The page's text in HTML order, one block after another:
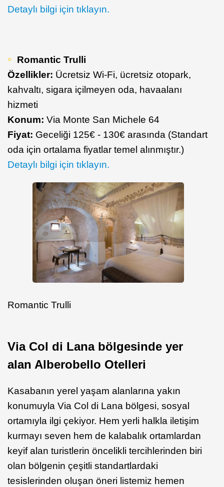
Detaylı bilgi için tıklayın.
Romantic Trulli
Özellikler: Ücretsiz Wi-Fi, ücretsiz otopark,
kahvaltı, sigara içilmeyen oda, havaalanı
hizmeti
Konum: Via Monte San Michele 64
Fiyat: Geceliği 125€ - 130€ arasında (Standart
oda için ortalama fiyatlar temel alınmıştır.)
Detaylı bilgi için tıklayın.
Romantic Trulli
Via Col di Lana bölgesinde yer
alan Alberobello Otelleri
Kasabanın yerel yaşam alanlarına yakın
konumuyla Via Col di Lana bölgesi, sosyal
ortamıyla ilgi çekiyor. Hem yerli halkla iletişim
kurmayı seven hem de kalabalık ortamlardan
keyif alan turistlerin öncelikli tercihlerinden biri
olan bölgenin çeşitli standartlardaki
tesislerinden oluşan öneri listemiz hemen